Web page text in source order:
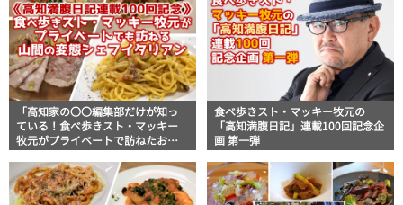
「高知家の〇〇編集部だけが知っ
ている！食べ歩きスト・マッキー
牧元がプライベートで訪ねたお
企画 第四弾
食べ歩きスト・マッキー牧元の
「高知満腹日記」連載100回記念企
画 第一弾